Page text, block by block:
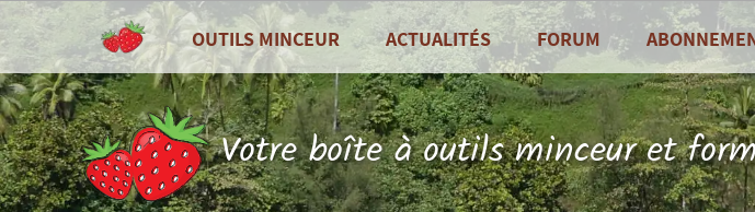
OUTILS MINCEUR
TOUS LES OUTILS
Tableau de bord
Compteur de calories
ACTUALITÉS
Toutes les actualités
Recettes de cuisine
Zoom sur ...
FORUM
Votre boîte à outils minceur et